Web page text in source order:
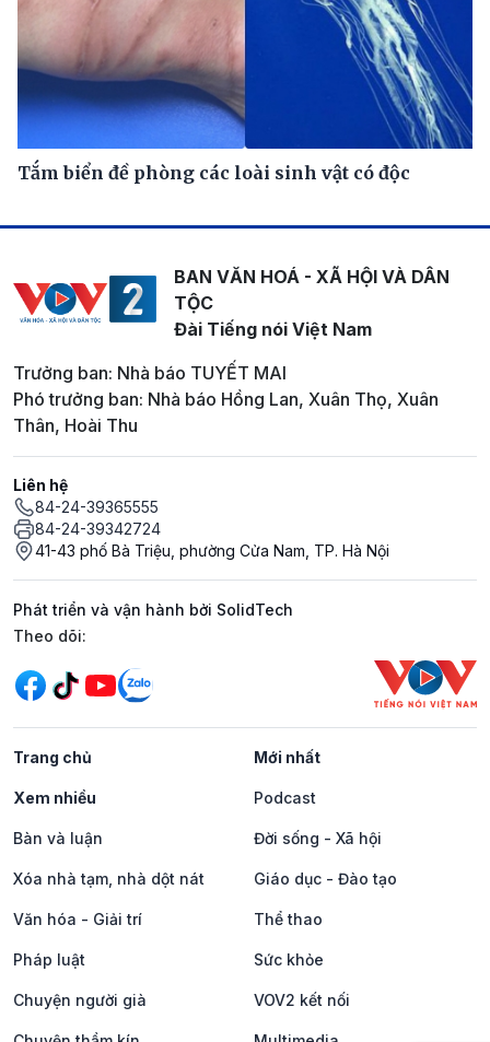
Tắm biển đề phòng các loài sinh vật có độc
BAN VĂN HOÁ - XÃ HỘI VÀ DÂN
TỘC
Đài Tiếng nói Việt Nam
Trưởng ban: Nhà báo TUYẾT MAI
Phó trưởng ban: Nhà báo Hồng Lan, Xuân Thọ, Xuân
Thân, Hoài Thu
Liên hệ
84-24-39365555
84-24-39342724
41-43 phố Bà Triệu, phường Cửa Nam, TP. Hà Nội
Phát triển và vận hành bởi SolidTech
Mạng xã hội
Theo dõi:
Trang chủ Mới nhất
Xem nhiều Podcast
Bàn và luận Đời sống - Xã hội
Xóa nhà tạm, nhà dột nát Giáo dục - Đào tạo
Văn hóa - Giải trí Thể thao
Pháp luật Sức khỏe
Chuyện người già VOV2 kết nối